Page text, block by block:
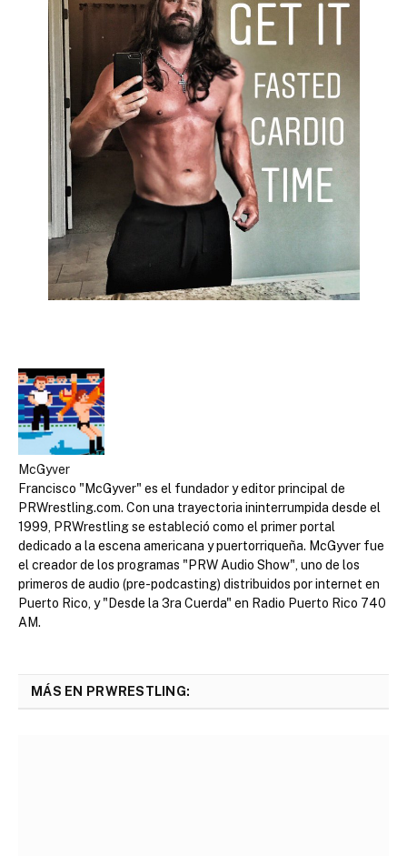
McGyver
Francisco "McGyver" es el fundador y editor principal de
PRWrestling.com. Con una trayectoria ininterrumpida desde el
1999, PRWrestling se estableció como el primer portal
dedicado a la escena americana y puertorriqueña. McGyver fue
el creador de los programas "PRW Audio Show", uno de los
primeros de audio (pre-podcasting) distribuidos por internet en
Puerto Rico, y "Desde la 3ra Cuerda" en Radio Puerto Rico 740
AM.
MÁS EN PRWRESTLING: